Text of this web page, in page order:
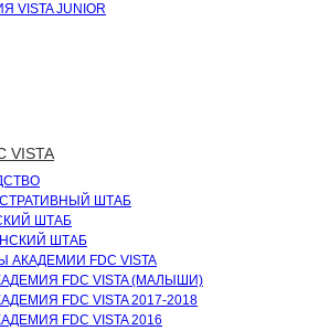
VISTA JUNIOR
VISTA
ШТАБ
ШТАБ
ШТАБ
АКАДЕМИИ FDC VISTA
FDC VISTA (МАЛЫШИ)
FDC VISTA 2017-2018
FDC VISTA 2016